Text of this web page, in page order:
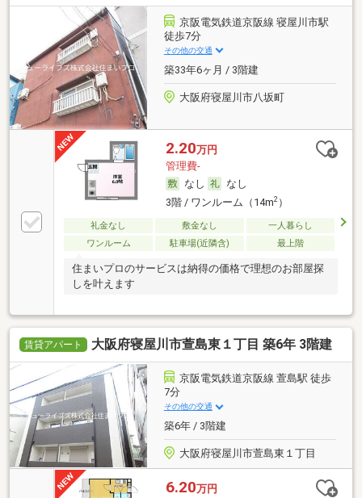
京阪電気鉄道京阪線 寝屋川市駅
徒歩7分
その他の交通
築33年6ヶ月 / 3階建
大阪府寝屋川市八坂町
2.20万円
管理費-
なし
なし
3階 / ワンルーム（14m2）
礼金なし 敷金なし
一人暮らし
ワンルーム
駐車場(近隣含) 最上階
住まいプロのサービスは納得の価格で理想のお部屋探
しを叶えます
賃貸アパート 大阪府寝屋川市萱島東１丁目 築6年 3階建
京阪電気鉄道京阪線 萱島駅 徒歩
7分
その他の交通
築6年 / 3階建
大阪府寝屋川市萱島東１丁目
6.20万円